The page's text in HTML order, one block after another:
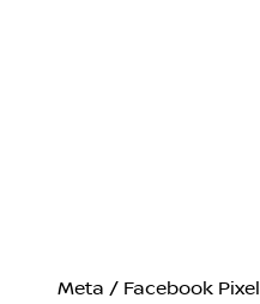
Meta / Facebook Pixel